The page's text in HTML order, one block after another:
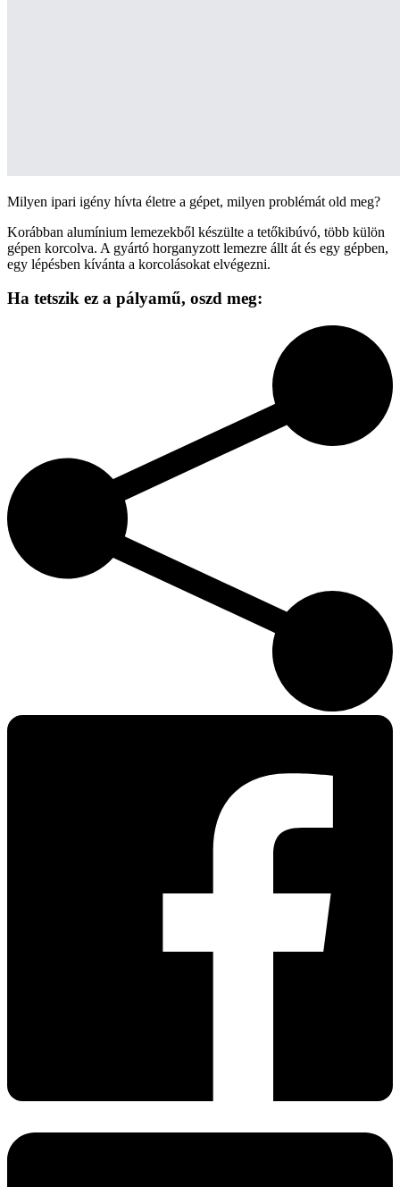
Milyen ipari igény hívta életre a gépet, milyen problémát old meg?
Korábban alumínium lemezekből készülte a tetőkibúvó, több külön
gépen korcolva. A gyártó horganyzott lemezre állt át és egy gépben,
egy lépésben kívánta a korcolásokat elvégezni.
Ha tetszik ez a pályamű, oszd meg: